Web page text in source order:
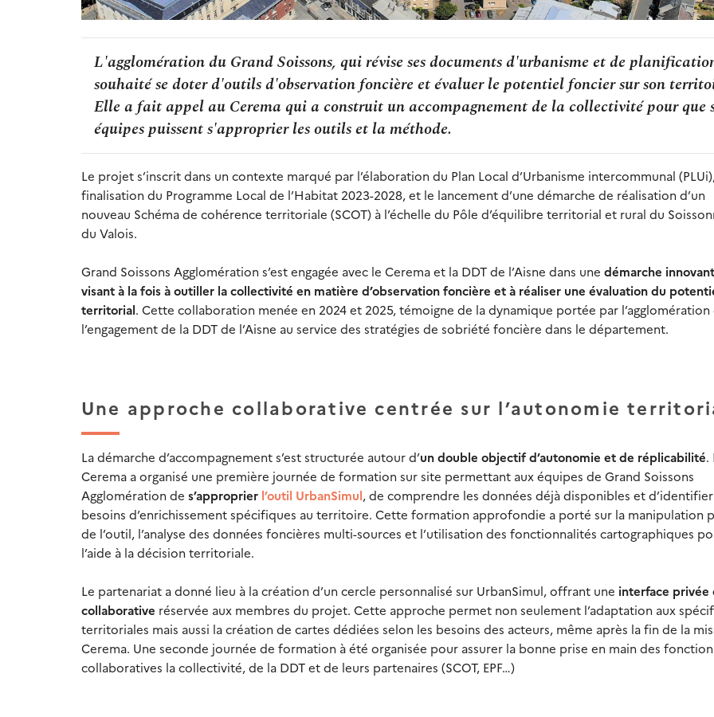
L'agglomération du Grand Soissons, qui révise ses documents d'urbanisme et de
souhaité se doter d'outils d'observation foncière et évaluer le potentiel foncier sur son
Elle a fait appel au Cerema qui a construit un accompagnement de la collectivité pour que
équipes puissent s'approprier les outils et la méthode.
Le projet s’inscrit dans un contexte marqué par l’élaboration du Plan Local d’Urbanisme intercommunal
finalisation du Programme Local de l’Habitat 2023-2028, et le lancement d’une démarche de réalisation d’un
nouveau Schéma de cohérence territoriale (SCOT) à l’échelle du Pôle d’équilibre territorial et rural du
du Valois.
Grand Soissons Agglomération s’est engagée avec le Cerema et la DDT de l’Aisne dans une démarche
visant à la fois à outiller la collectivité en matière d’observation foncière et à réaliser une évaluation du
territorial. Cette collaboration menée en 2024 et 2025, témoigne de la dynamique portée par l’agglomération
l’engagement de la DDT de l’Aisne au service des stratégies de sobriété foncière dans le département.
Une approche collaborative centrée sur l’autonomie
La démarche d’accompagnement s’est structurée autour d’un double objectif d’autonomie et de réplicabilité.
Cerema a organisé une première journée de formation sur site permettant aux équipes de Grand Soissons
Agglomération de s’approprier l’outil UrbanSimul, de comprendre les données déjà disponibles et
besoins d’enrichissement spécifiques au territoire. Cette formation approfondie a porté sur la manipulation
de l’outil, l’analyse des données foncières multi-sources et l’utilisation des fonctionnalités cartographiques
l’aide à la décision territoriale.
Le partenariat a donné lieu à la création d’un cercle personnalisé sur UrbanSimul, offrant une interface privée
collaborative réservée aux membres du projet. Cette approche permet non seulement l’adaptation aux
territoriales mais aussi la création de cartes dédiées selon les besoins des acteurs, même après la fin de la
Cerema. Une seconde journée de formation à été organisée pour assurer la bonne prise en main des
collaboratives la collectivité, de la DDT et de leurs partenaires (SCOT, EPF…)